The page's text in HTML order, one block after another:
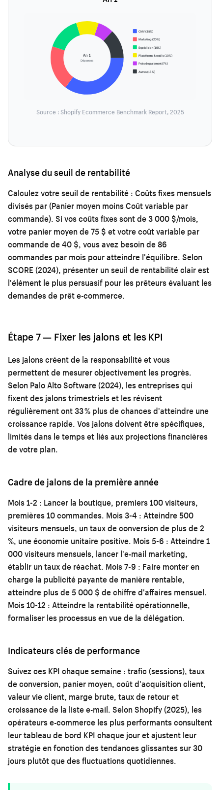
An 1
Dépenses
CMV (35%)
Marketing (20%)
Expédition (15%)
Plateforme & outils (10%)
Frais de paiement (7%)
Autres (13%)
Source : Shopify Ecommerce Benchmark Report, 2025
Analyse du seuil de rentabilité
Calculez votre seuil de rentabilité : Coûts fixes mensuels
divisés par (Panier moyen moins Coût variable par
commande). Si vos coûts fixes sont de 3 000 $/mois,
votre panier moyen de 75 $ et votre coût variable par
commande de 40 $, vous avez besoin de 86
commandes par mois pour atteindre l'équilibre. Selon
SCORE (2024), présenter un seuil de rentabilité clair est
l'élément le plus persuasif pour les prêteurs évaluant les
demandes de prêt e-commerce.
Étape 7 — Fixer les jalons et les KPI
Les jalons créent de la responsabilité et vous
permettent de mesurer objectivement les progrès.
Selon Palo Alto Software (2024), les entreprises qui
fixent des jalons trimestriels et les révisent
régulièrement ont 33 % plus de chances d'atteindre une
croissance rapide. Vos jalons doivent être spécifiques,
limités dans le temps et liés aux projections financières
de votre plan.
Cadre de jalons de la première année
Mois 1-2 : Lancer la boutique, premiers 100 visiteurs,
premières 10 commandes. Mois 3-4 : Atteindre 500
visiteurs mensuels, un taux de conversion de plus de 2
%, une économie unitaire positive. Mois 5-6 : Atteindre 1
000 visiteurs mensuels, lancer l'e-mail marketing,
établir un taux de réachat. Mois 7-9 : Faire monter en
charge la publicité payante de manière rentable,
atteindre plus de 5 000 $ de chiffre d'affaires mensuel.
Mois 10-12 : Atteindre la rentabilité opérationnelle,
formaliser les processus en vue de la délégation.
Indicateurs clés de performance
Suivez ces KPI chaque semaine : trafic (sessions), taux
de conversion, panier moyen, coût d'acquisition client,
valeur vie client, marge brute, taux de retour et
croissance de la liste e-mail. Selon Shopify (2025), les
opérateurs e-commerce les plus performants consultent
leur tableau de bord KPI chaque jour et ajustent leur
stratégie en fonction des tendances glissantes sur 30
jours plutôt que des fluctuations quotidiennes.